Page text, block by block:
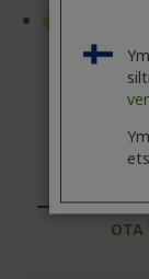
OTA
silti